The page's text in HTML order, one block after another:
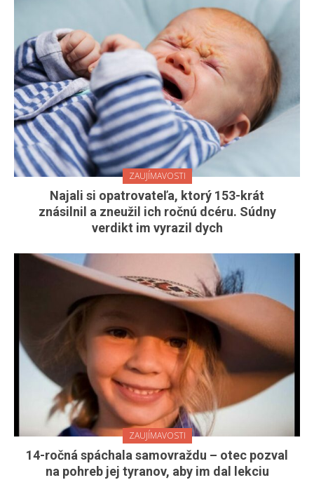
ZAUJÍMAVOSTI
Najali si opatrovateľa, ktorý 153-krát
znásilnil a zneužil ich ročnú dcéru. Súdny
verdikt im vyrazil dych
ZAUJÍMAVOSTI
14-ročná spáchala samovraždu – otec pozval
na pohreb jej tyranov, aby im dal lekciu